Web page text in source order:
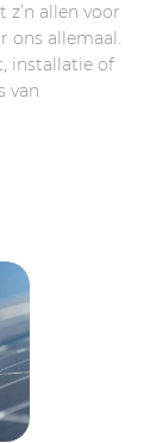
allen voor
ons allemaal.
installatie of
van